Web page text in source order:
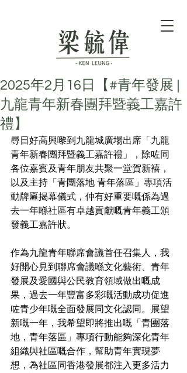
2025年2月16日【#青年發展 |
九龍青年新春團拜暨義工嘉許
禮】
尋日好高興嚟到九龍城廣場出席「九龍
青年新春團拜暨義工嘉許禮」，除咗同
各位嘉賓及青年朋友共聚一堂賀新鿋，
以及主持「青團落地 青年落區」專項活
動牌匾揭幕儀式，仲有好重要嘅係為過
去一年喺社區有卓越貢獻嘅青年義工頒
發義工嘉許狀。
作為九龍青年聯席會議首任召集人，我
好開心見到聯席會議喺文化藝術、青年
發展及愛國與公民教育領域做出嘅成
果，過去一年豐富多彩嘅活動成功促進
咗青少年嘅全面發展同文化認同。展望
新嘅一年，我希望即將推出嘅「青團落
地，青年落區」專項行動能夠深化青年
組織與社區嘅合作，幫助青年實現夢
想，為社區同香港發展都注入更多活力